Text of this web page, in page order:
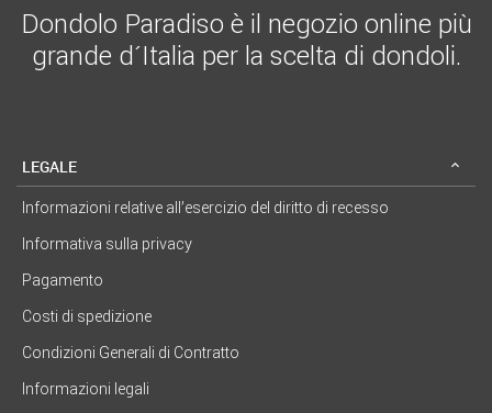
Dondolo Paradiso è il negozio online più
grande d´Italia per la scelta di dondoli.
LEGALE
Informazioni relative all’esercizio del diritto di recesso
Informativa sulla privacy
Pagamento
Costi di spedizione
Condizioni Generali di Contratto
Informazioni legali